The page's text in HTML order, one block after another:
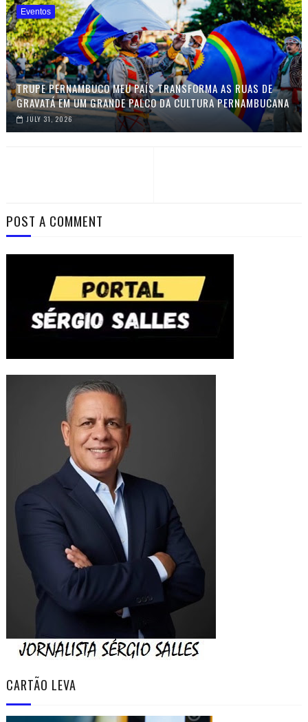
Eventos
TRUPE PERNAMBUCO MEU PAÍS TRANSFORMA AS RUAS DE
GRAVATÁ EM UM GRANDE PALCO DA CULTURA PERNAMBUCANA
JULY 31, 2026
POST A COMMENT
CARTÃO LEVA